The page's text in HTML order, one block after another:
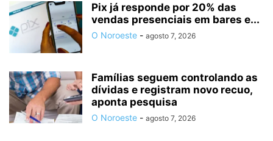
Pix já responde por 20% das
vendas presenciais em bares e...
O Noroeste - agosto 7, 2026
Famílias seguem controlando as
dívidas e registram novo recuo,
aponta pesquisa
O Noroeste - agosto 7, 2026